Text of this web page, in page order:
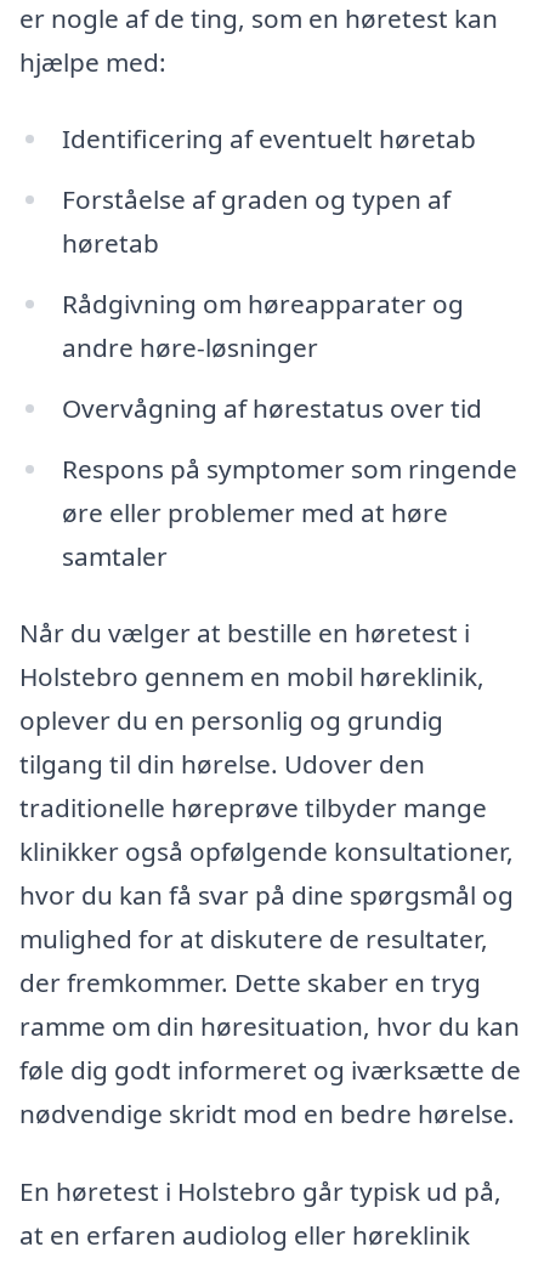
er nogle af de ting, som en høretest kan
hjælpe med:
Identificering af eventuelt høretab
Forståelse af graden og typen af
høretab
Rådgivning om høreapparater og
andre høre-løsninger
Overvågning af hørestatus over tid
Respons på symptomer som ringende
øre eller problemer med at høre
samtaler
Når du vælger at bestille en høretest i
Holstebro gennem en mobil høreklinik,
oplever du en personlig og grundig
tilgang til din hørelse. Udover den
traditionelle høreprøve tilbyder mange
klinikker også opfølgende konsultationer,
hvor du kan få svar på dine spørgsmål og
mulighed for at diskutere de resultater,
der fremkommer. Dette skaber en tryg
ramme om din høresituation, hvor du kan
føle dig godt informeret og iværksætte de
nødvendige skridt mod en bedre hørelse.
En høretest i Holstebro går typisk ud på,
at en erfaren audiolog eller høreklinik